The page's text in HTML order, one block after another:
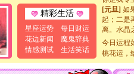
精彩生活
星座运势
每日财运
花边新闻
魔鬼辞典
情感测试
生活笑话
[元旦] 如
起；二是
离。水晶
泣，这痛
卖了。水
今日运程
桃花运，